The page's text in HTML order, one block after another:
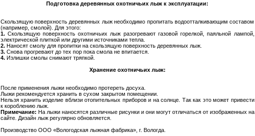
Подготовка деревянных охотничьих лыж к эксплуатации:
Скользящую поверхность деревянных лыж необходимо пропитать водоотталкивающим составом
(например, смолой). Для этого:
1.Скользящую поверхность охотничьих лыж разогревают газовой горелкой, паяльной лампой,
электрической плиткой или другими источниками тепла.
2.Наносят смолу для пропитки на скользящую поверхность деревянных лыж.
3.Снова прогревают до тех пор пока смола не впитается.
4.Излишки смолы снимают тряпкой.
Хранение охотничьих лыж:
После применения лыжи необходимо протереть досуха.
Лыжи рекомендуется хранить в сухом закрытом помещении.
Нельзя хранить изделие вблизи отопительных приборов и на солнце. Так как это может привести
к короблению лыж.
Примечание: На лыжи наносятся различные рисунки и они могут отличаться от изображенных на
сайте. Дизайн лыж регулярно обновляется.
Производство ООО «Вологодская лыжная фабрика», г. Вологда.